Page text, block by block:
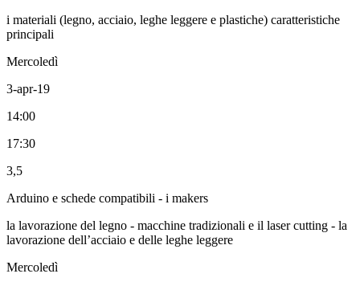
i materiali (legno, acciaio, leghe leggere e plastiche) caratteristiche
principali
Mercoledì
3-apr-19
14:00
17:30
3,5
Arduino e schede compatibili - i makers
la lavorazione del legno - macchine tradizionali e il laser cutting - la
lavorazione dell’acciaio e delle leghe leggere
Mercoledì